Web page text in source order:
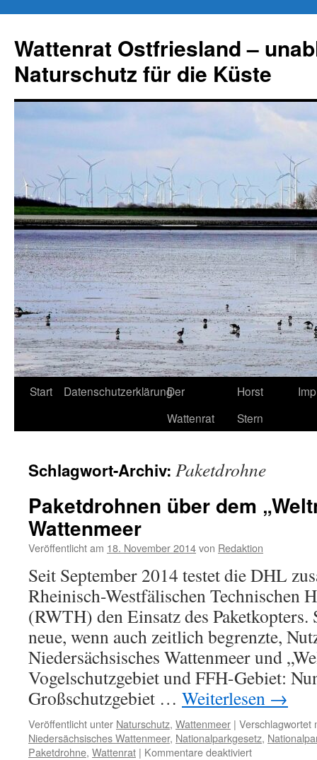
springen
Wattenrat Ostfriesland –
Naturschutz für die Küste
Start DatenschutzerklärungDer
Wattenrat
Horst
Stern
Schlagwort-Archiv: Paketdrohne
Paketdrohnen über dem
Wattenmeer
Veröffentlicht am 18. November 2014von Redaktion
Seit September 2014 testet die DHL
Rheinisch-Westfälischen Technischen
(RWTH) den Einsatz des Paketkopters.
neue, wenn auch zeitlich begrenzte,
Niedersächsisches Wattenmeer und
Vogelschutzgebiet und FFH-Gebiet:
Großschutzgebiet … Weiterlesen →
Veröffentlicht unter Naturschutz, Wattenmeer | Verschlagwortet
Niedersächsisches Wattenmeer, Nationalparkgesetz,
Paketdrohne, Wattenrat | Kommentare deaktiviertfür